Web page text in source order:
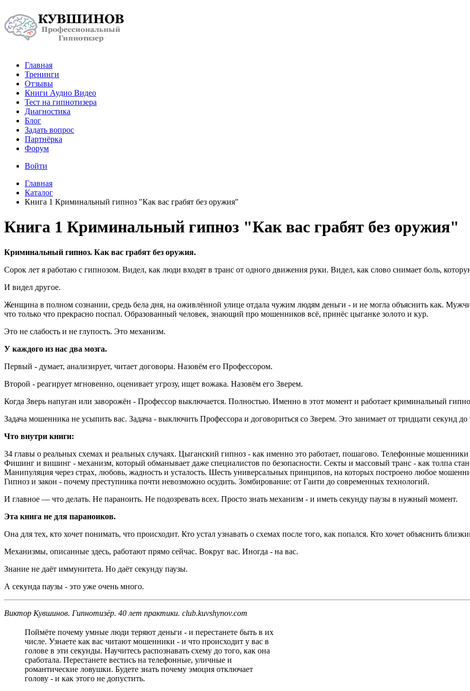
Главная
Тренинги
Отзывы
Книги Аудио Видео
Тест на гипнотизера
Диагностика
Блог
Задать вопрос
Партнёрка
Форум
Войти
Главная
Каталог
Книга 1 Криминальный гипноз "Как вас грабят без оружия"
Книга 1 Криминальный гипноз "Как вас грабят без оружия"
Криминальный гипноз. Как вас грабят без оружия.
Сорок лет я работаю с гипнозом. Видел, как люди входят в транс от одного движения руки. Видел, как слово снимает боль,
И видел другое.
Женщина в полном сознании, средь бела дня, на оживлённой улице отдала чужим людям деньги - и не могла объяснить как.
что только что прекрасно поспал. Образованный человек, знающий про мошенников всё, принёс цыганке золото и кур.
Это не слабость и не глупость. Это механизм.
У каждого из нас два мозга.
Первый - думает, анализирует, читает договоры. Назовём его Профессором.
Второй - реагирует мгновенно, оценивает угрозу, ищет вожака. Назовём его Зверем.
Когда Зверь напуган или заворожён - Профессор выключается. Полностью. Именно в этот момент и работает криминальный
Задача мошенника не усыпить вас. Задача - выключить Профессора и договориться со Зверем. Это занимает от тридцати секунд до
Что внутри книги:
34 главы о реальных схемах и реальных случаях. Цыганский гипноз - как именно это работает, пошагово. Телефонные
Фишинг и вишинг - механизм, который обманывает даже специалистов по безопасности. Секты и массовый транс - как толпа
Манипуляция через страх, любовь, жадность и усталость. Шесть универсальных принципов, на которых построено любое
Гипноз и закон - почему преступника почти невозможно осудить. Зомбирование: от Гаити до современных технологий.
И главное — что делать. Не параноить. Не подозревать всех. Просто знать механизм - и иметь секунду паузы в нужный момент.
Эта книга не для параноиков.
Она для тех, кто хочет понимать, что происходит. Кто устал узнавать о схемах после того, как попался. Кто хочет объяснить
Механизмы, описанные здесь, работают прямо сейчас. Вокруг вас. Иногда - на вас.
Знание не даёт иммунитета. Но даёт секунду паузы.
А секунда паузы - это уже очень много.
Виктор Кувшинов. Гипнотизёр. 40 лет практики. club.kuvshynov.com
Поймёте почему умные люди теряют деньги - и перестанете быть в их
числе. Узнаете как вас читают мошенники - и что происходит у вас в
голове в эти секунды. Научитесь распознавать схему до того, как она
сработала. Перестанете вестись на телефонные, уличные и
романтические ловушки. Будете знать почему эмоция отключает
голову - и как этого не допустить.